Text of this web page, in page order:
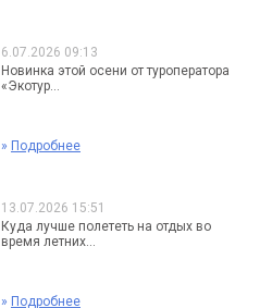
6.07.2026 09:13
Новинка этой осени от туроператора
«Экотур...
» Подробнее
13.07.2026 15:51
Куда лучше полететь на отдых во
время летних...
» Подробнее